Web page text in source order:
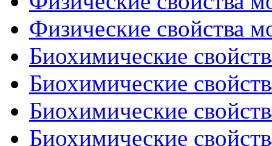
Физические свойства
Биохимические
Биохимические
Биохимические
Биохимические